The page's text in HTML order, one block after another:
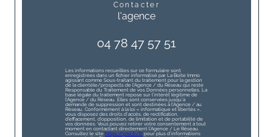
contacter
l'agence
04 78 47 57 51
Les informations recueillies sur ce formulaire sont
enregistrées dans un fichier informatisé par La Boite Immo
agissant comme Sous-traitant du traitement pour la gestion
de la clientèle/prospects de l'Agence / du Réseau qui reste
Responsable du Traitement de vos Données personnelles. La
base légale du traitement repose sur l'intérêt légitime de
l'Agence / du Réseau. Elles sont conservées jusqu'à
demande de suppression et sont destinées à l'Agence / au
Réseau. Conformément à la loi « informatique et libertés »,
vous disposez des droits d’accès, de rectification,
d’effacement, d’opposition, de limitation et de portabilité de
vos données. Vous pouvez retirer votre consentement à tout
moment en contactant directement l’Agence / Le Réseau.
Consultez le site https://cnil.fr/fr pour plus d’informations